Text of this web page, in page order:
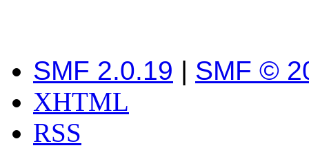
SMF 2.0.19 | SMF ©
XHTML
RSS